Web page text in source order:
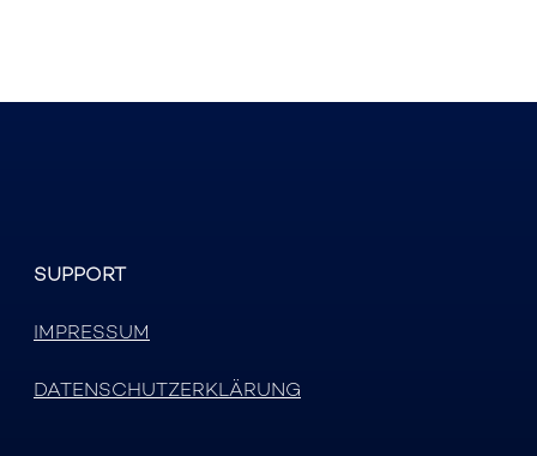
SUPPORT
IMPRESSUM
DATENSCHUTZERKLÄRUNG